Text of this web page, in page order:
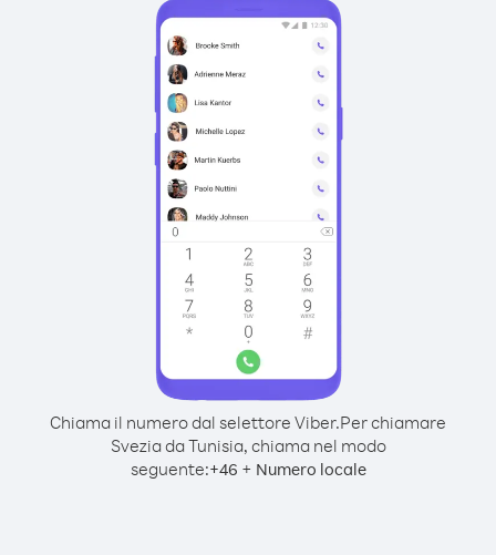
Chiama il numero dal selettore Viber.Per chiamare
Svezia da Tunisia, chiama nel modo
seguente:+46 + Numero locale